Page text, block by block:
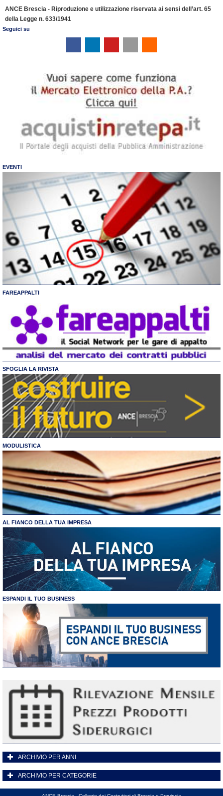
ANCE Brescia - Riproduzione e utilizzazione riservata ai sensi dell’art. 65
della Legge n. 633/1941
Seguici su
EVENTI
FAREAPPALTI
SFOGLIA LA RIVISTA
MODULISTICA
AL FIANCO DELLA TUA IMPRESA
ESPANDI IL TUO BUSINESS
ARCHIVIO PER ANNI
ARCHIVIO PER CATEGORIE